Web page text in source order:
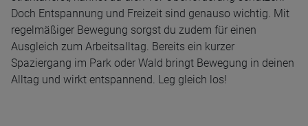
Doch Entspannung und Freizeit sind genauso wichtig. Mit
regelmäßiger Bewegung sorgst du zudem für einen
Ausgleich zum Arbeitsalltag. Bereits ein kurzer
Spaziergang im Park oder Wald bringt Bewegung in deinen
Alltag und wirkt entspannend. Leg gleich los!